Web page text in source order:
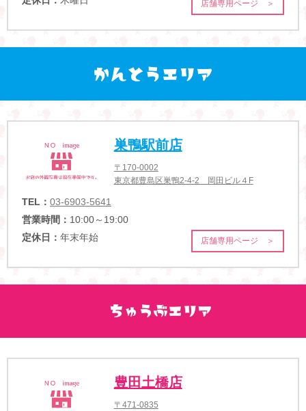
店舗専用ページ ＞
巣鴨駅前店
〒170-0002
東京都豊島区巣鴨2-4-2 岡田ビル４F
TEL： 03-6903-5641
営業時間： 10:00～19:00
定休日： 年末年始 店舗専用ページ ＞
豊田土橋店
〒471-0835